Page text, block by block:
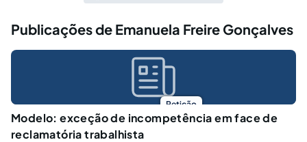
Publicações de Emanuela Freire Gonçalves
Petição
Modelo: exceção de incompetência em face de
reclamatória trabalhista